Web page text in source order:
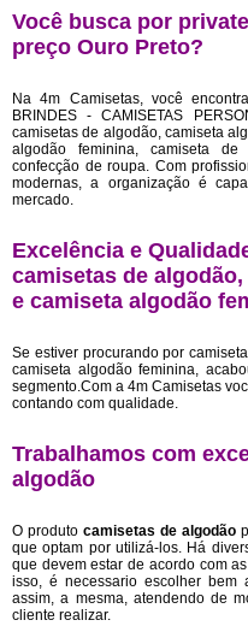
Você busca por
preço Ouro Preto?
Na 4m Camisetas, você
BRINDES - CAMISETAS
camisetas de algodão, camiseta
algodão feminina, camiseta de
confecção de roupa. Com
modernas, a organização é
mercado.
Excelência e
camisetas de
e camiseta algodão
Se estiver procurando por
camiseta algodão feminina,
segmento.Com a 4m Camisetas
contando com qualidade.
Trabalhamos com
algodão
O produto camisetas de algodão
que optam por utilizá-los. Há
que devem estar de acordo com
isso, é necessario escolher bem
assim, a mesma, atendendo de
cliente realizar.